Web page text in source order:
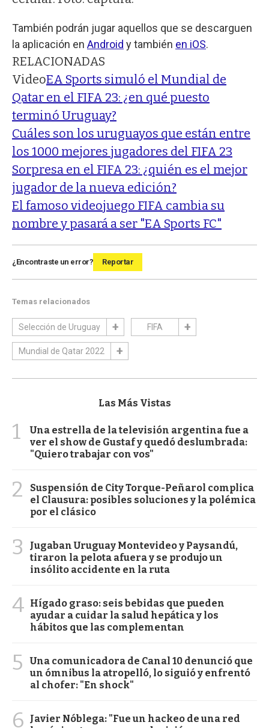
También podrán jugar aquellos que se descarguen
la aplicación en Android y también en iOS.
RELACIONADAS
VideoEA Sports simuló el Mundial de
Qatar en el FIFA 23: ¿en qué puesto
terminó Uruguay?
Cuáles son los uruguayos que están entre
los 1000 mejores jugadores del FIFA 23
Sorpresa en el FIFA 23: ¿quién es el mejor
jugador de la nueva edición?
El famoso videojuego FIFA cambia su
nombre y pasará a ser "EA Sports FC"
¿Encontraste un error? Reportar
Temas relacionados
Selección de Uruguay FIFA
Mundial de Qatar 2022
Las Más Vistas
1
Una estrella de la televisión argentina fue a
ver el show de Gustaf y quedó deslumbrada:
"Quiero trabajar con vos"
2
Suspensión de City Torque-Peñarol complica
el Clausura: posibles soluciones y la polémica
por el clásico
3
Jugaban Uruguay Montevideo y Paysandú,
tiraron la pelota afuera y se produjo un
insólito accidente en la ruta
4 Hígado graso: seis bebidas que pueden
ayudar a cuidar la salud hepática y los
hábitos que las complementan
5
Una comunicadora de Canal 10 denunció que
un ómnibus la atropelló, lo siguió y enfrentó
al chofer: "En shock"
6
Javier Nóblega: "Fue un hackeo de una red